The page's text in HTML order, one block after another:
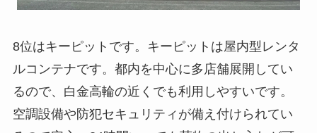
8位はキーピットです。キーピットは屋内型レンタ
ルコンテナです。都内を中心に多店舗展開してい
るので、白金高輪の近くでも利用しやすいです。
空調設備や防犯セキュリティが備え付けられてい